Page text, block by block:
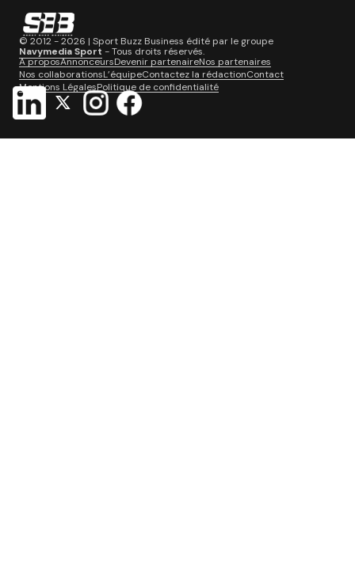
© 2012 - 2026 | Sport Buzz Business édité par le groupe
Navymedia Sport - Tous droits réservés.
A proposAnnonceursDevenir partenaireNos partenaires
Nos collaborationsL’équipeContactez la rédactionContact
Mentions LégalesPolitique de confidentialité